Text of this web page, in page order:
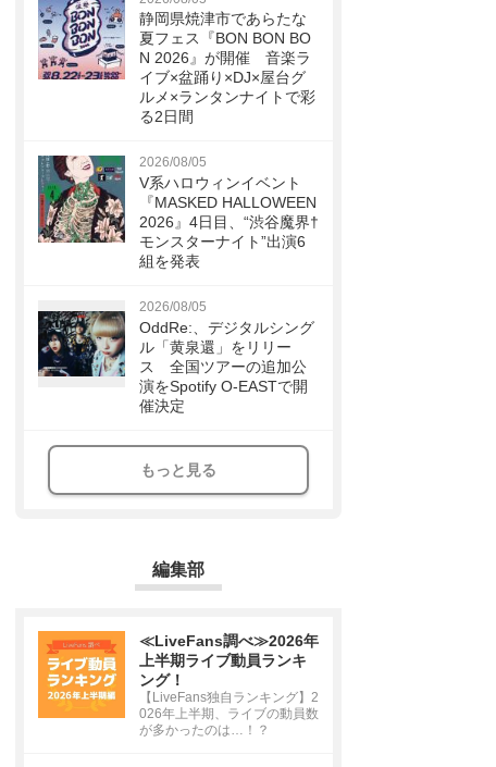
静岡県焼津市であらたな
夏フェス『BON BON BO
N 2026』が開催 音楽ラ
イブ×盆踊り×DJ×屋台グ
ルメ×ランタンナイトで彩
る2日間
2026/08/05
V系ハロウィンイベント
『MASKED HALLOWEEN
2026』4日目、“渋谷魔界†
モンスターナイト”出演6
組を発表
2026/08/05
OddRe:、デジタルシング
ル「黄泉還」をリリー
ス 全国ツアーの追加公
演をSpotify O-EASTで開
催決定
もっと見る
編集部
≪LiveFans調べ≫2026年
上半期ライブ動員ランキ
ング！
【LiveFans独自ランキング】2
026年上半期、ライブの動員数
が多かったのは…！？